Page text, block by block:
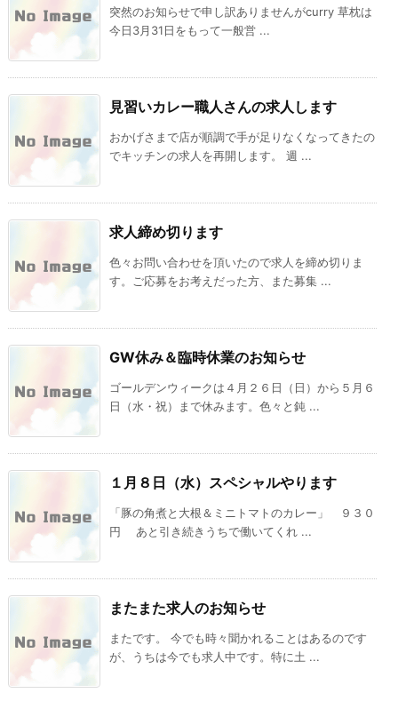
突然のお知らせで申し訳ありませんがcurry 草枕は
今日3月31日をもって一般営 ...
見習いカレー職人さんの求人します
おかげさまで店が順調で手が足りなくなってきたの
でキッチンの求人を再開します。 週 ...
求人締め切ります
色々お問い合わせを頂いたので求人を締め切りま
す。ご応募をお考えだった方、また募集 ...
GW休み＆臨時休業のお知らせ
ゴールデンウィークは４月２６日（日）から５月６
日（水・祝）まで休みます。色々と鈍 ...
１月８日（水）スペシャルやります
「豚の角煮と大根＆ミニトマトのカレー」 ９３０
円 あと引き続きうちで働いてくれ ...
またまた求人のお知らせ
またです。 今でも時々聞かれることはあるのです
が、うちは今でも求人中です。特に土 ...